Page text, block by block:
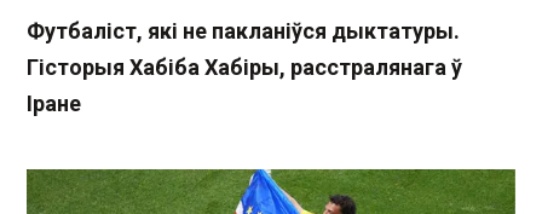
Футбаліст, які не пакланіўся дыктатуры.
Гісторыя Хабіба Хабіры, расстралянага ў
Іране